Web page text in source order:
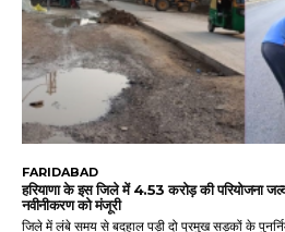
FARIDABAD
हरियाणा के इस जिले में 4.53 करोड़ की परियोजना
नवीनीकरण को मंजूरी
जिले में लंबे समय से बदहाल पड़ी दो प्रमुख सड़कों के